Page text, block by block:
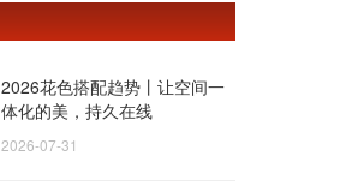
2026花色搭配趋势丨让空间一
体化的美，持久在线
2026-07-31